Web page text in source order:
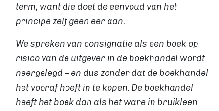
Boek uitgeven via Managementboek.nl
Stappenplan
Boek uitgeven via Boekenbestellen.nl
Boek uitgeven via eigen website
E-BOOK UITGEVEN
Boek uitgeven als e-book
Wat is een e-book?
term, want die doet de eenvoud van het
principe zelf geen eer aan.
We spreken van consignatie als een boek op
risico van de uitgever in de boekhandel wordt
neergelegd – en dus zonder dat de boekhandel
het vooraf hoeft in te kopen. De boekhandel
heeft het boek dan als het ware in bruikleen